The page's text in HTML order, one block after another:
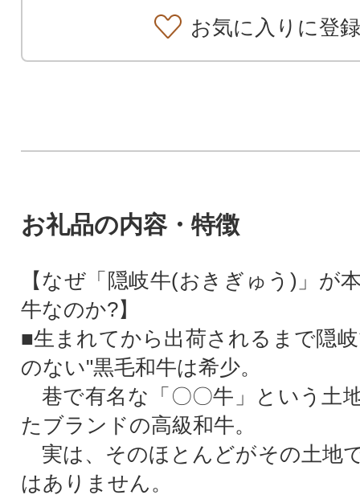
お気に入りに登録
お礼品の内容・特徴
【なぜ「隠岐牛(おきぎゅう)」が
牛なのか?】
■生まれてから出荷されるまで隠
のない"黒毛和牛は希少。
巷で有名な「〇〇牛」という土
たブランドの高級和牛。
実は、そのほとんどがその土地
はありません。